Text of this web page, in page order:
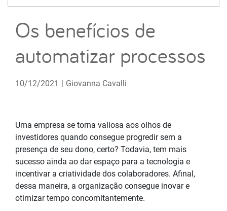
Os benefícios de
automatizar processos
10/12/2021 | Giovanna Cavalli
Uma empresa se torna valiosa aos olhos de
investidores quando consegue progredir sem a
presença de seu dono, certo? Todavia, tem mais
sucesso ainda ao dar espaço para a tecnologia e
incentivar a criatividade dos colaboradores. Afinal,
dessa maneira, a organização consegue inovar e
otimizar tempo concomitantemente.